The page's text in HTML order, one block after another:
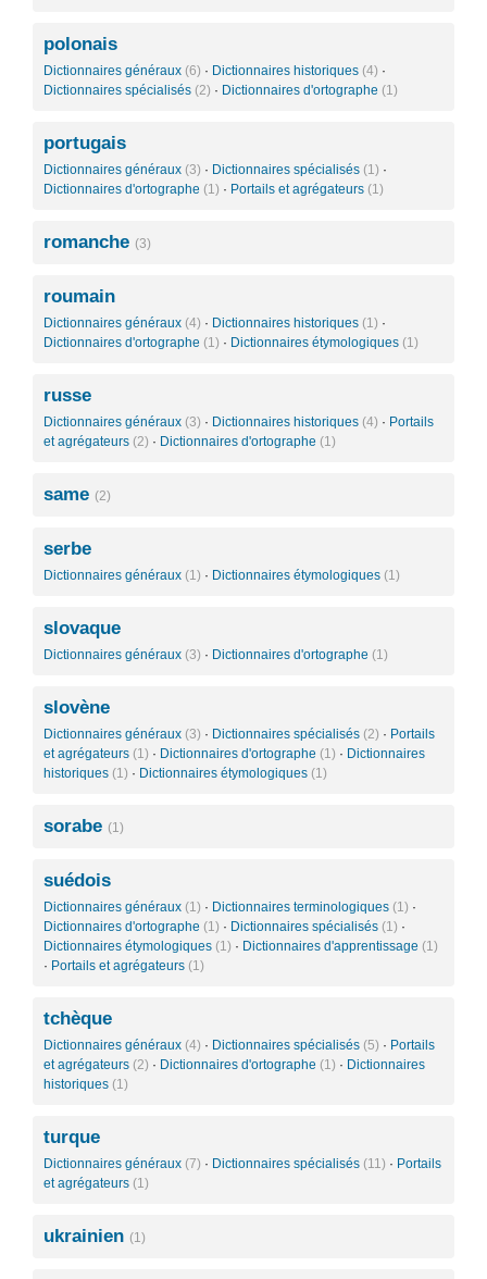
polonais
Dictionnaires généraux (6) · Dictionnaires historiques (4) ·
Dictionnaires spécialisés (2) · Dictionnaires d'ortographe (1)
portugais
Dictionnaires généraux (3) · Dictionnaires spécialisés (1) ·
Dictionnaires d'ortographe (1) · Portails et agrégateurs (1)
romanche (3)
roumain
Dictionnaires généraux (4) · Dictionnaires historiques (1) ·
Dictionnaires d'ortographe (1) · Dictionnaires étymologiques (1)
russe
Dictionnaires généraux (3) · Dictionnaires historiques (4) · Portails
et agrégateurs (2) · Dictionnaires d'ortographe (1)
same (2)
serbe
Dictionnaires généraux (1) · Dictionnaires étymologiques (1)
slovaque
Dictionnaires généraux (3) · Dictionnaires d'ortographe (1)
slovène
Dictionnaires généraux (3) · Dictionnaires spécialisés (2) · Portails
et agrégateurs (1) · Dictionnaires d'ortographe (1) · Dictionnaires
historiques (1) · Dictionnaires étymologiques (1)
sorabe (1)
suédois
Dictionnaires généraux (1) · Dictionnaires terminologiques (1) ·
Dictionnaires d'ortographe (1) · Dictionnaires spécialisés (1) ·
Dictionnaires étymologiques (1) · Dictionnaires d'apprentissage (1)
· Portails et agrégateurs (1)
tchèque
Dictionnaires généraux (4) · Dictionnaires spécialisés (5) · Portails
et agrégateurs (2) · Dictionnaires d'ortographe (1) · Dictionnaires
historiques (1)
turque
Dictionnaires généraux (7) · Dictionnaires spécialisés (11) · Portails
et agrégateurs (1)
ukrainien (1)